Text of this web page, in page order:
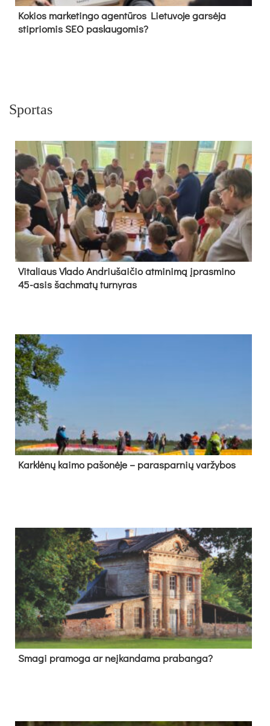
Kokios marketingo agentūros Lietuvoje garsėja
stipriomis SEO paslaugomis?
Sportas
Vi­ta­liaus Vla­do And­riu­šai­čio at­mi­ni­mą įpras­mi­no
45-asis šach­ma­tų tur­ny­ras
Kark­lė­nų kai­mo pa­šo­nė­je – pa­ras­par­nių var­žy­bos
Sma­gi pra­mo­ga ar neį­kan­da­ma pra­ban­ga?